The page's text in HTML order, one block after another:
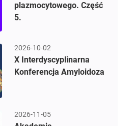
plazmocytowego. Część
5.
2026-10-02
X Interdyscyplinarna
Konferencja Amyloidoza
2026-11-05